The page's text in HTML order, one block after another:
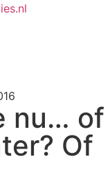
nu… of
Of